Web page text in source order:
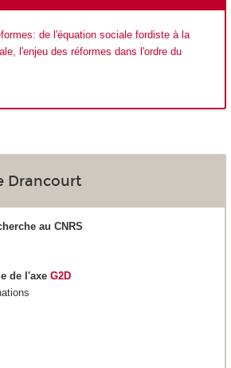
de l'équation sociale fordiste à la
l'enjeu des réformes dans l'ordre du
Drancourt
au CNRS
de l'axe G2D